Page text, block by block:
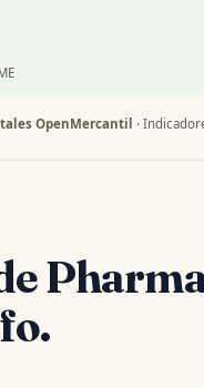
OpenMercantil ·